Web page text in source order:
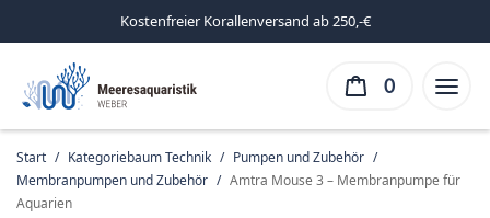
Kostenfreier Korallenversand ab 250,-€
0
Start / Kategoriebaum Technik / Pumpen und Zubehör /
Membranpumpen und Zubehör / Amtra Mouse 3 – Membranpumpe für
Aquarien